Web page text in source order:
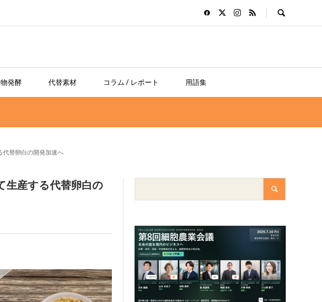
発酵 代替素材 コラム / レポート 用語集
代替卵白の開発加速へ
生産する代替卵白の